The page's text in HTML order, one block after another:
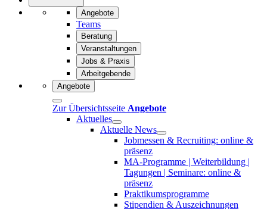
Angebote
Teams
Beratung
Veranstaltungen
Jobs & Praxis
Arbeitgebende
Angebote
Zur Übersichtsseite Angebote
Aktuelles
Aktuelle News
Jobmessen & Recruiting: online &
präsenz
MA-Programme | Weiterbildung |
Tagungen | Seminare: online &
präsenz
Praktikumsprogramme
Stipendien & Auszeichnungen